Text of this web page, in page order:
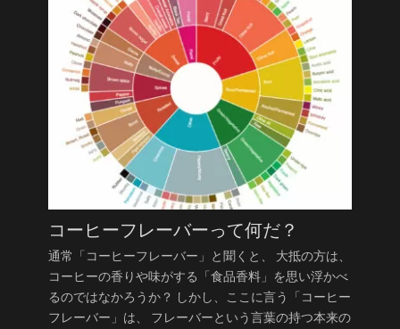
コーヒーフレーバーって何だ？
通常「コーヒーフレーバー」と聞くと、 大抵の方は、
コーヒーの香りや味がする「食品香料」を思い浮かべ
るのではなかろうか？ しかし、ここに言う「コーヒー
フレーバー」は、 フレーバーという言葉の持つ本来の